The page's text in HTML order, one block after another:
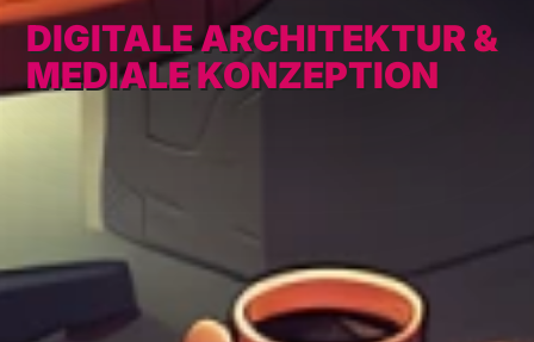
DIGITALE ARCHITEKTUR &
MEDIALE KONZEPTION